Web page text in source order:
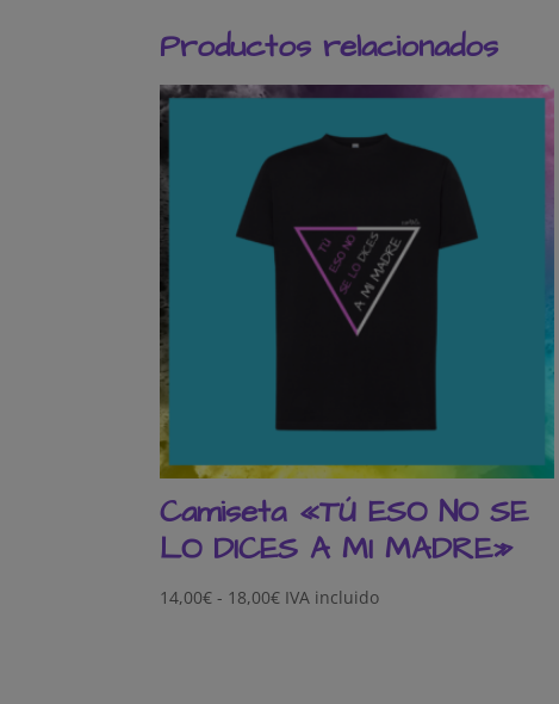
Productos relacionados
Camiseta «TÚ ESO NO SE
LO DICES A MI MADRE»
14,00€ - 18,00€Rango
IVA incluido